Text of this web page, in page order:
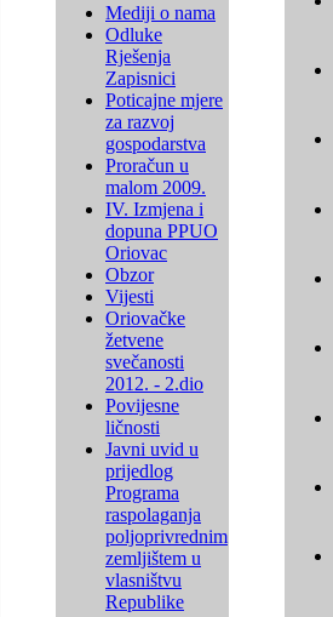
Mediji o nama
Odluke
Rješenja
Zapisnici
Poticajne mjere
za razvoj
gospodarstva
Proračun u
malom 2009.
IV. Izmjena i
dopuna PPUO
Oriovac
Obzor
Vijesti
Oriovačke
žetvene
svečanosti
2012. - 2.dio
Povijesne
ličnosti
Javni uvid u
prijedlog
Programa
raspolaganja
poljoprivrednim
zemljištem u
vlasništvu
Republike